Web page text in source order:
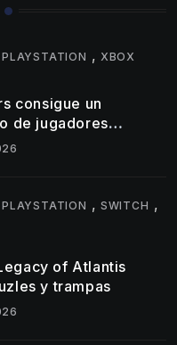
PLAYSTATION , XBOX
consigue un
de jugadores
PLAYSTATION , SWITCH ,
of Atlantis
y trampas